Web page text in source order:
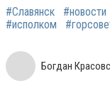
#Славянск #новости
#исполком
Богдан